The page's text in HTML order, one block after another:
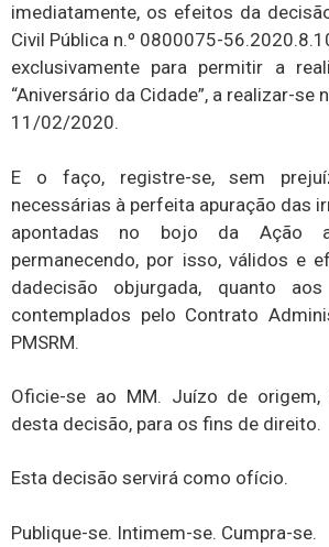
imediatamente, os efeitos da
Civil Pública n.º 0800075-
exclusivamente para permitir a
“Aniversário da Cidade”, a realizar-se
11/02/2020.
E o faço, registre-se, sem
necessárias à perfeita apuração das
apontadas no bojo da Ação
permanecendo, por isso, válidos e
dadecisão objurgada, quanto
contemplados pelo Contrato
PMSRM.
Oficie-se ao MM. Juízo de origem,
desta decisão, para os fins de direito.
Esta decisão servirá como ofício.
Publique-se. Intimem-se. Cumpra-se.